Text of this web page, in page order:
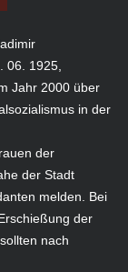
06. 1925,
Jahr 2000 über
in der
der
der Stadt
melden. Bei
der
nach